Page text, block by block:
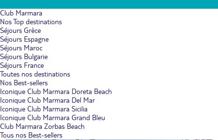
Club Marmara
Nos Top destinations
Séjours Grèce
Séjours Espagne
Séjours Maroc
Séjours Bulgarie
Séjours France
Toutes nos destinations
Nos Best-sellers
Iconique Club Marmara Doreta Beach
Iconique Club Marmara Del Mar
Iconique Club Marmara Sicilia
Iconique Club Marmara Grand Bleu
Club Marmara Zorbas Beach
Tous nos Best-sellers